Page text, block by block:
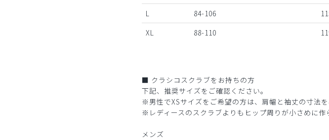
L
84-106
XL
88-110
■ クラシコスクラブをお持ちの方
下記、推奨サイズをご確認ください。
※男性でXSサイズをご希望の方は、肩幅と袖丈の寸法を
※レディースのスクラブよりもヒップ周りが小さめに作
メンズ